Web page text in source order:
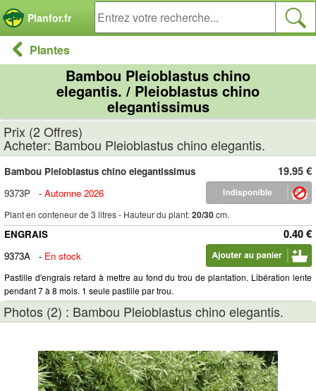
Planfor.fr
Plantes
Bambou Pleioblastus chino
elegantis. / Pleioblastus chino
elegantissimus
Prix (2 Offres)
Acheter: Bambou Pleioblastus chino elegantis.
19.95 €
Bambou Pleioblastus chino elegantissimus
9373P
- Automne 2026
Plant en conteneur de 3 litres - Hauteur du plant:20/30cm.
0.40 €
ENGRAIS
9373A
- En stock
Pastille d'engrais retard à mettre au fond du trou de plantation. Libération lente
pendant 7 à 8 mois. 1 seule pastille par trou.
Photos (2) : Bambou Pleioblastus chino elegantis.
Panneau de gestion des cookies